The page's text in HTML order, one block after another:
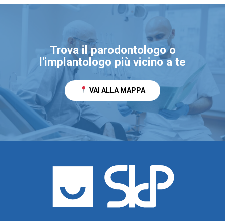
Trova il parodontologo o
l'implantologo più vicino a te
VAI ALLA MAPPA